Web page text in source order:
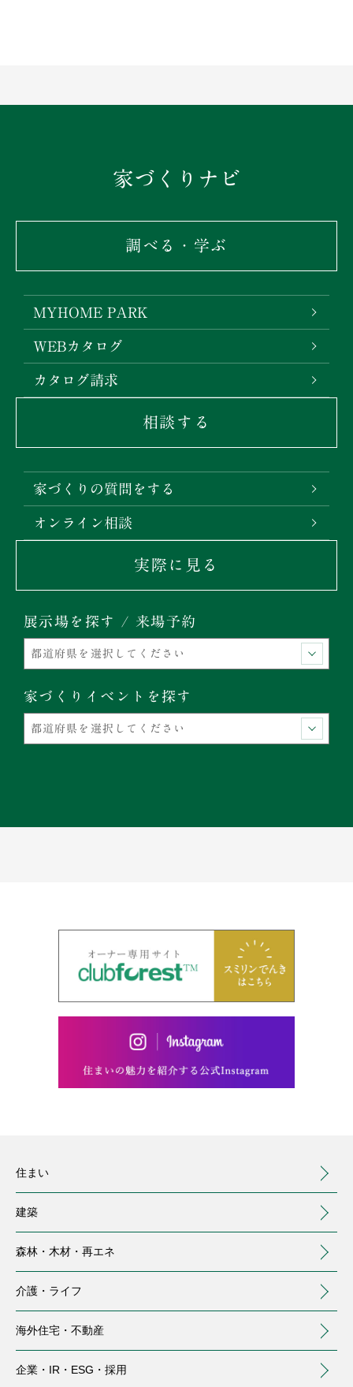
家づくりナビ
調べる・学ぶ
MYHOME PARK
WEBカタログ
カタログ請求
相談する
家づくりの質問をする
オンライン相談
実際に見る
展示場を探す / 来場予約
家づくりイベントを探す
住まい
建築
森林・木材・ 再エネ
介護・ ライフ
海外住宅・ 不動産
企業・IR・ ESG・採用